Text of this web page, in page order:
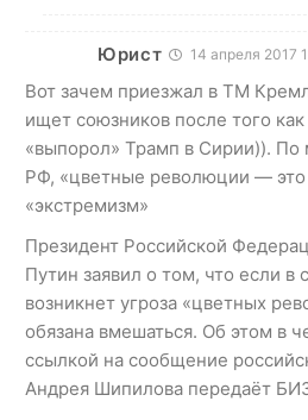
Юрист 14 апреля 2017
Вот зачем приезжал в ТМ
ищет союзников после того
«выпорол» Трамп в Сирии)).
РФ, «цветные революции — это
«экстремизм»
Президент Российской
Путин заявил о том, что если в
возникнет угроза «цветных
обязана вмешаться. Об этом в
ссылкой на сообщение
Андрея Шипилова передаёт